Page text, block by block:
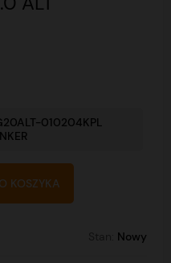
010204KPL
KOSZYKA
Nowy